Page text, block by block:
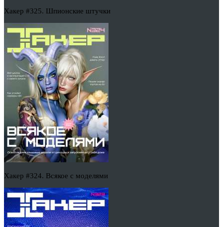
Хакер #325. Шпионские штучки
Хакер #324. Всякое с моделями